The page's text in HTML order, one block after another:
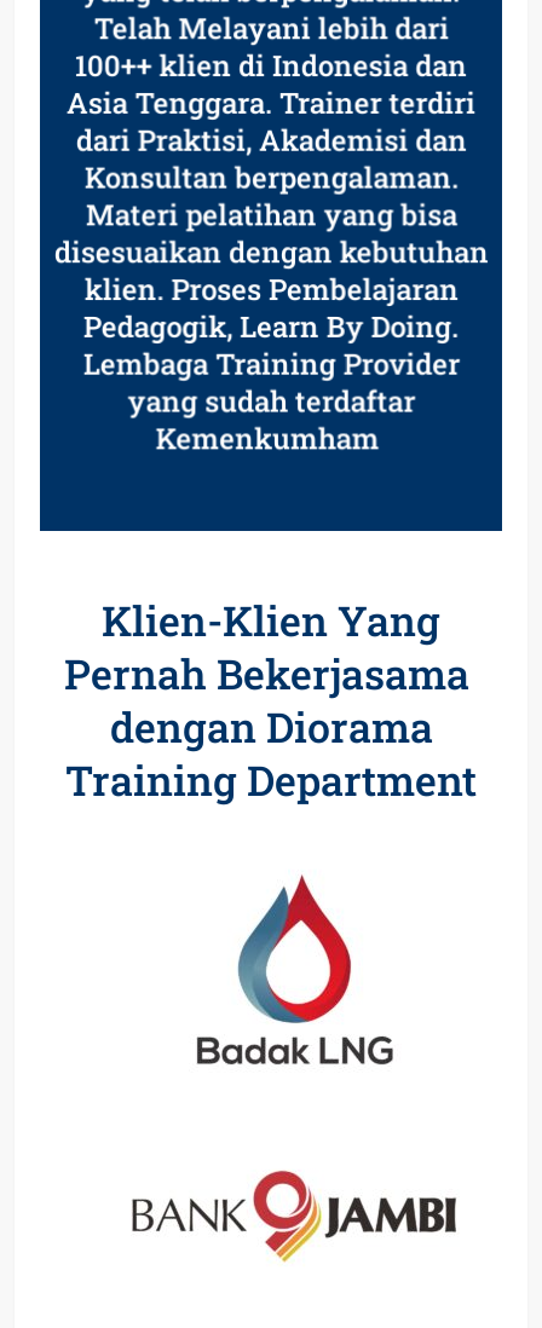
Telah Melayani lebih dari
100++ klien di Indonesia dan
Asia Tenggara. Trainer terdiri
dari Praktisi, Akademisi dan
Konsultan berpengalaman.
Materi pelatihan yang bisa
disesuaikan dengan kebutuhan
klien. Proses Pembelajaran
Pedagogik, Learn By Doing.
Lembaga Training Provider
yang sudah terdaftar
Kemenkumham
Klien-Klien Yang
Pernah Bekerjasama
dengan Diorama
Training Department